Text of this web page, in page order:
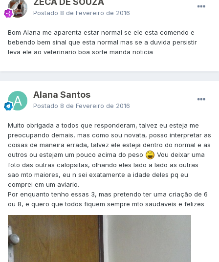
Postado 8 de Fevereiro de 2016
Bom Alana me aparenta estar normal se ele esta comendo e
bebendo bem sinal que esta normal mas se a duvida persistir
leva ele ao veterinario boa sorte manda noticia
Alana Santos
Postado 8 de Fevereiro de 2016
Muito obrigada a todos que responderam, talvez eu esteja me
preocupando demais, mas como sou novata, posso interpretar as
coisas de maneira errada, talvez ele esteja dentro do normal e as
outros ou estejam um pouco acima do peso
Vou deixar uma
foto das outras calopsitas, olhando eles lado a lado as outras
sao mto maiores, eu n sei exatamente a idade deles pq eu
comprei em um aviario.
Por enquanto tenho essas 3, mas pretendo ter uma criação de 6
ou 8, e quero que todos fiquem sempre mto saudaveis e felizes